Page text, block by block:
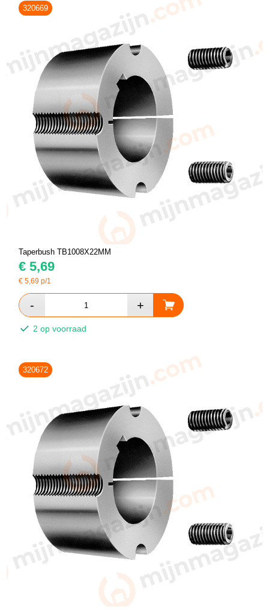
320669
Taperbush TB1008X22MM
€ 5,69
€5,69 p/1
2 op voorraad
320672